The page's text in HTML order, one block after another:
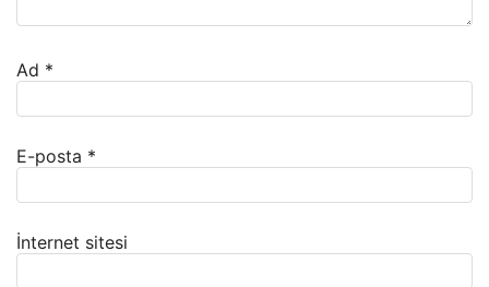
Ad *
E-posta *
İnternet sitesi